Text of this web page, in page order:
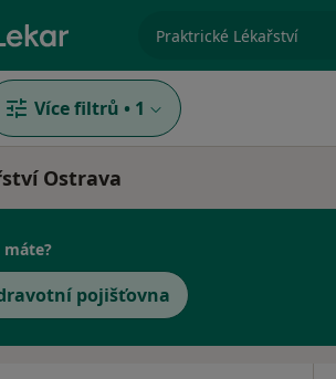
specializace, nemoc
Více filtrů • 1
Ostrava
pojišťovna